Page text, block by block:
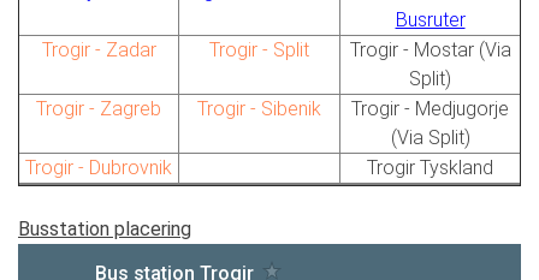
Busruter
Trogir - Zadar
Trogir - Split
Trogir - Mostar (Via
Split)
Trogir - Zagreb
Trogir - Sibenik
Trogir - Medjugorje
(Via Split)
Trogir - Dubrovnik
Trogir Tyskland
Busstation placering